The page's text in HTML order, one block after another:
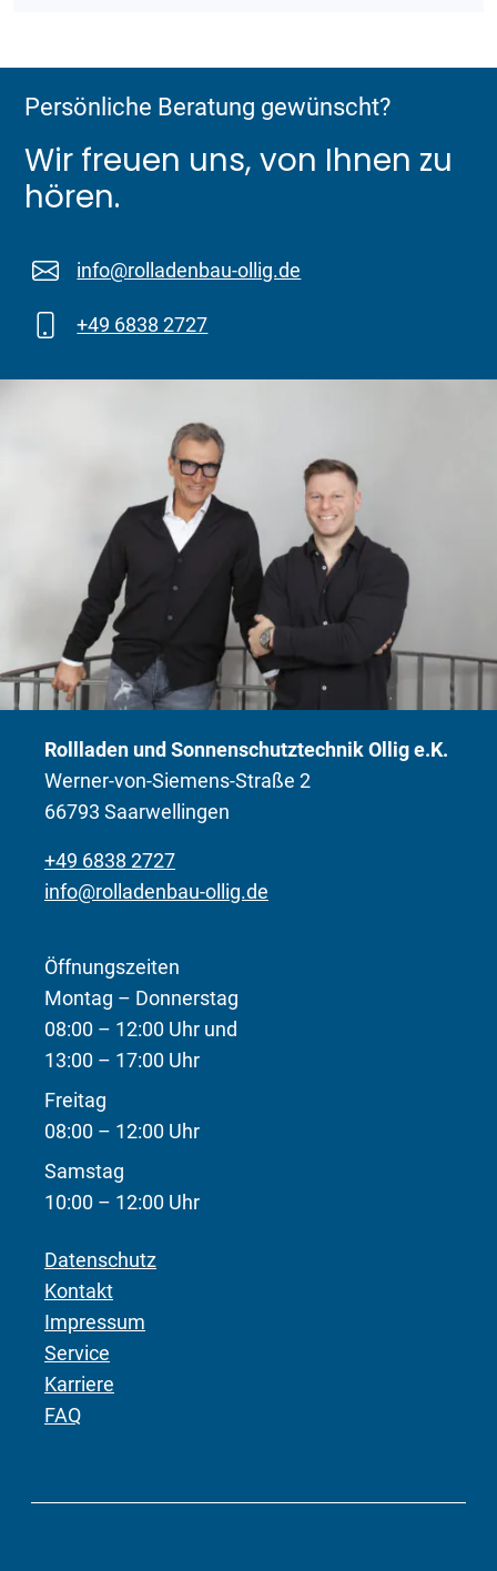
Persönliche Beratung gewünscht?
Wir freuen uns, von Ihnen zu
hören.
info@rolladenbau-ollig.de
+49 6838 2727
Rollladen und Sonnenschutztechnik Ollig e.K.
Werner-von-Siemens-Straße 2
66793 Saarwellingen
+49 6838 2727
info@rolladenbau-ollig.de
Öffnungszeiten
Montag – Donnerstag
08:00 – 12:00 Uhr und
13:00 – 17:00 Uhr
Freitag
08:00 – 12:00 Uhr
Samstag
10:00 – 12:00 Uhr
Datenschutz
Kontakt
Impressum
Service
Karriere
FAQ